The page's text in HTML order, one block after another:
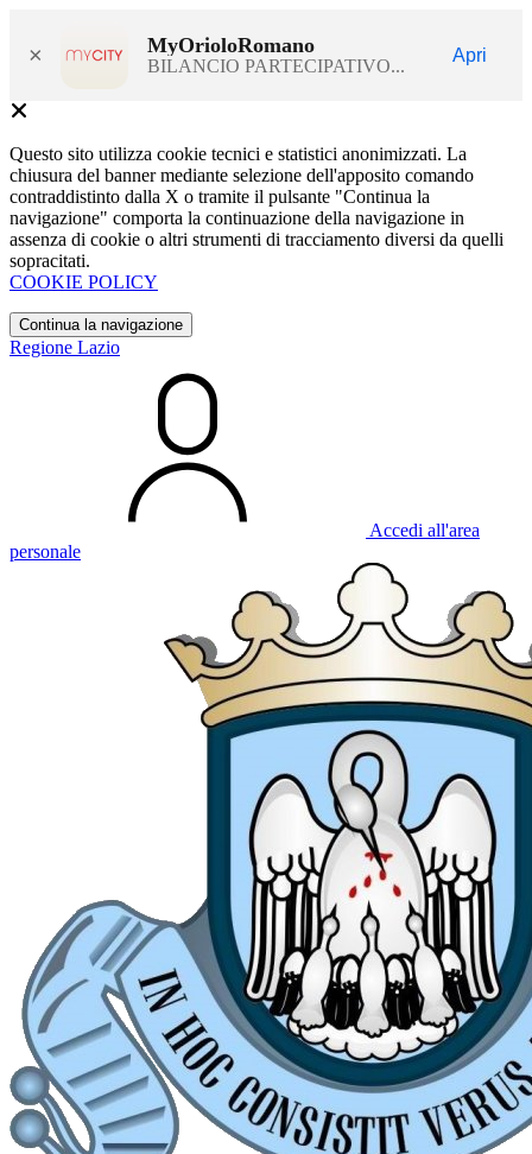
× MyOrioloRomano
BILANCIO PARTECIPATIVO...
Apri
Questo sito utilizza cookie tecnici e statistici anonimizzati. La
chiusura del banner mediante selezione dell'apposito comando
contraddistinto dalla X o tramite il pulsante "Continua la
navigazione" comporta la continuazione della navigazione in
assenza di cookie o altri strumenti di tracciamento diversi da quelli
sopracitati.
COOKIE POLICY
Continua la navigazione
Regione Lazio
Accedi all'area
personale